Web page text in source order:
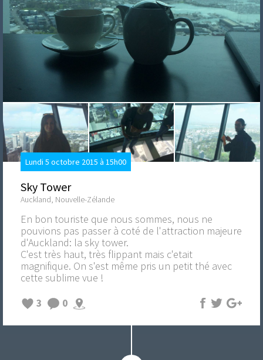
Lundi 5 octobre 2015 à 15h00
Sky Tower
Auckland, Nouvelle-Zélande
En bon touriste que nous sommes, nous ne
pouvions pas passer à coté de l'attraction majeure
d'Auckland: la sky tower.
C'est très haut, très flippant mais c'etait
magnifique. On s'est même pris un petit thé avec
cette sublime vue !
3
0